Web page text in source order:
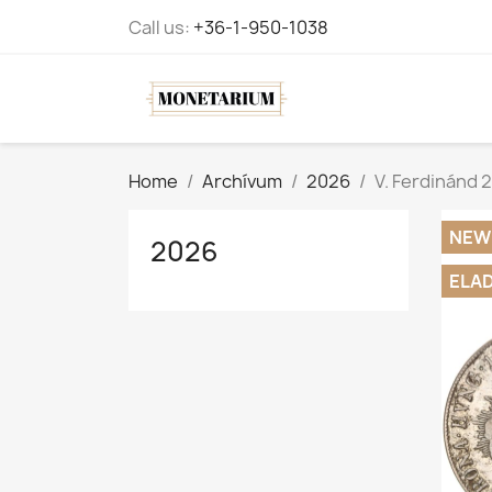
Call us: +36-1-950-1038
Home Archívum 2026 V. Ferdinánd
2026
NEW